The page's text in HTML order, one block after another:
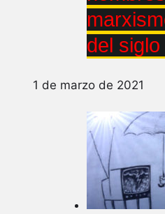
del siglo
1 de marzo de 2021